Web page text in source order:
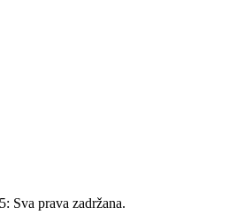
Sva prava zadržana.